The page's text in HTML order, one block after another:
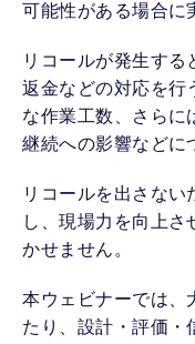
可能性がある場合に
リコールが発生する
返金などの対応を行
な作業工数、さらに
継続への影響などに
リコールを出さない
し、現場力を向上さ
かせません。
本ウェビナーでは、
たり、設計・評価・